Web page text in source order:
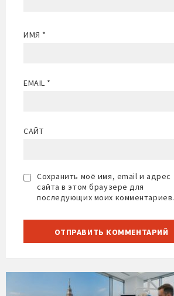
ИМЯ *
EMAIL *
САЙТ
Сохранить моё имя, email и адрес
сайта в этом браузере для
последующих моих комментариев.